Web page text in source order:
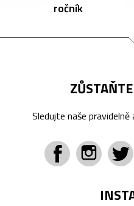
ročník
Sledujte naše